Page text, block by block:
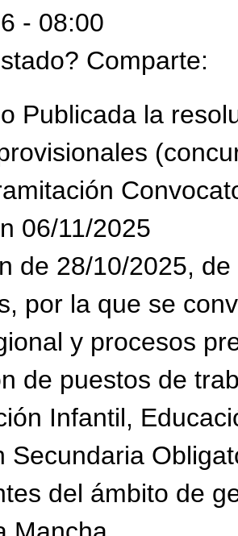
- 08:00
Comparte:
Publicada la
06/11/2025
de 28/10/2025,
por la que se
y procesos
de puestos de
Infantil,
Secundaria
del ámbito de